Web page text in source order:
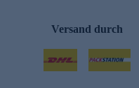
Versand durch